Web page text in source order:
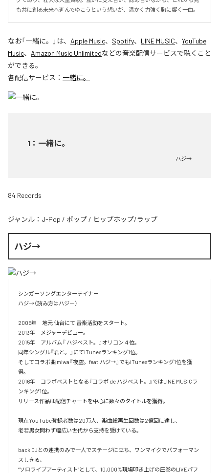
も共に創る未来へ進んでゆこうという想いが、温かく力強く胸に響く一曲。
なお「一緒に。 」は、 Apple Music、 Spotify、 LINE MUSIC、 YouTube
Music、 Amazon Music Unlimitedなどの音楽配信サービスで聴くこと
ができる。
各配信サービス： 一緒に。
1 ： 一緒に。
ハジ→
84 Records
ジャンル： J-Pop / ポップ / ヒップホップ/ラップ
ハジ→
シンガーソングエンターテイナー
ハジ→（読み方はハジー）
2005年　地元 仙台にて 音楽活動をスタート。
2013年　メジャーデビュー。
2015年　アルバム『 ハジベスト。』オリコン４位。
同年シングル『君と。』にてiTunesランキング1位。
そしてコラボ曲 miwa『夜空。feat.ハジ→』でもiTunesランキング1位を獲
得。
2016年　コラボベストとなる『コラボ de ハジベスト。』ではLINE MUSICラ
ンキング1位。
リリース作品は配信チャートを中心に数々のタイトルを獲得。
現在YouTube登録者数は20万人、楽曲総再生回数は2億回に達し、
老若男女問わず幅広い世代から支持を受けている。
back DJとの連携のみで一人でステージに立ち、ワンマイクでパフォーマン
スしきる、
“ソロライブアーティスト”として、10,000%現場叩き上げの圧巻のLIVEパフ